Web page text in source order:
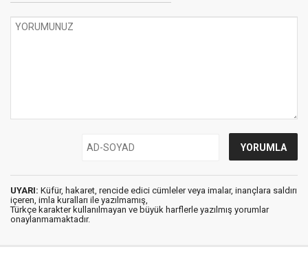
UYARI: Küfür, hakaret, rencide edici cümleler veya imalar, inançlara saldırı
içeren, imla kuralları ile yazılmamış,
Türkçe karakter kullanılmayan ve büyük harflerle yazılmış yorumlar
onaylanmamaktadır.